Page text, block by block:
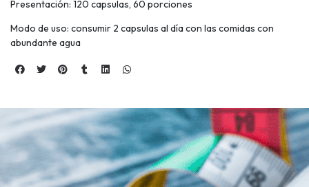
Presentación: 120 capsulas, 60 porciones
Modo de uso: consumir 2 capsulas al día con las comidas con
abundante agua